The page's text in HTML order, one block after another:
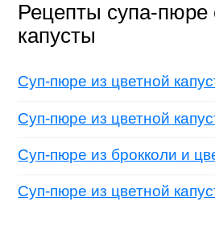
Рецепты супа-пюре
капусты
Суп-пюре из цветной
Суп-пюре из цветной
Суп-пюре из брокколи и
Суп-пюре из цветной